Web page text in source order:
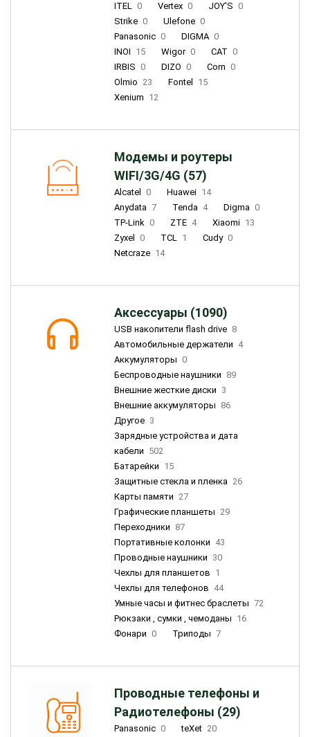
ITEL 0 Vertex 0 JOY'S 0
Strike 0 Ulefone 0
Panasonic 0 DIGMA 0
INOI 15 Wigor 0 CAT 0
IRBIS 0 DIZO 0 Corn 0
Olmio 23 Fontel
15
Xenium 12
Модемы и роутеры
WIFI/3G/4G (57)
Alcatel 0 Huawei 14
Anydata 7 Tenda 4 Digma 0
TP-Link 0 ZTE 4 Xiaomi 13
Zyxel
0 TCL 1 Cudy 0
Netcraze 14
Аксессуары (1090)
USB накопители flash drive 8
Автомобильные держатели 4
Аккумуляторы 0
Беспроводные наушники 89
Внешние жесткие диски 3
Внешние аккумуляторы 86
Другое 3
Зарядные устройства и дата
кабели 502
Батарейки 15
Защитные стекла и пленка 26
Карты памяти 27
Графические планшеты 29
Переходники 87
Портативные колонки 43
Проводные наушники 30
Чехлы для планшетов 1
Чехлы для телефонов 44
Умные часы и фитнес браслеты 72
Рюкзаки , сумки , чемоданы 16
Фонари 0 Триподы 7
Проводные телефоны и
Радиотелефоны (29)
Panasonic 0 teXet 20